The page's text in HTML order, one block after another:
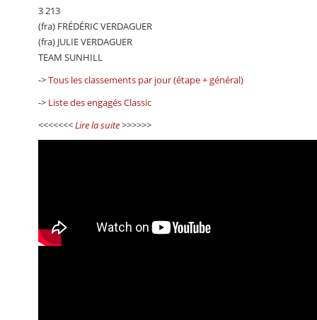
3 213
(fra) FRÉDÉRIC VERDAGUER
(fra) JULIE VERDAGUER
TEAM SUNHILL
->Tous les classements par jour (étape + général)
-> Liste des engagés Classic
<<<<<<<Lire la suite>>>>>>